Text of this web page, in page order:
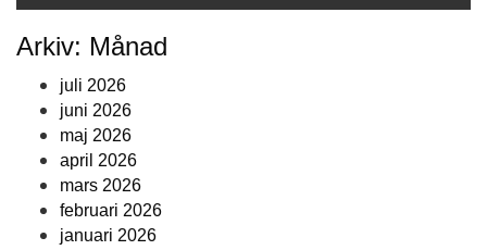
Arkiv: Månad
juli 2026
juni 2026
maj 2026
april 2026
mars 2026
februari 2026
januari 2026